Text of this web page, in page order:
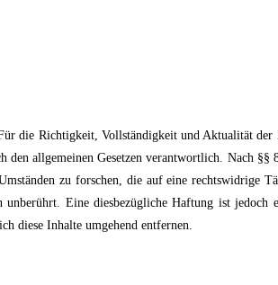
die Richtigkeit, Vollständigkeit und Aktualität
den allgemeinen Gesetzen verantwortlich. Nach
zu forschen, die auf eine
unberührt. Eine diesbezügliche Haftung ist
diese Inhalte umgehend entfernen.